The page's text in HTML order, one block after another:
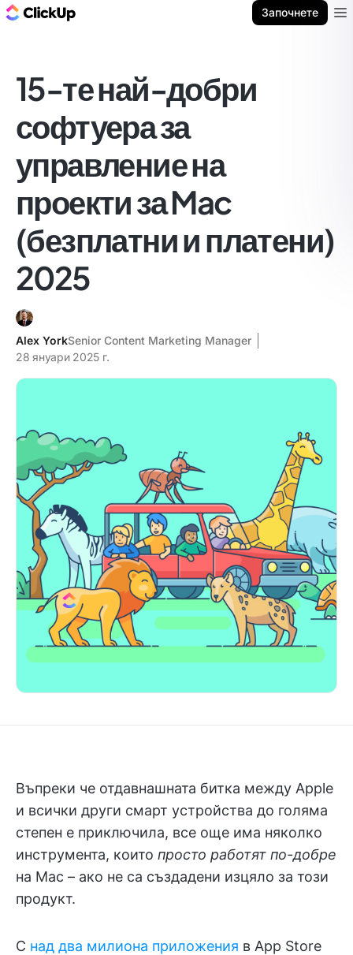
Започнете
15-те най-добри
софтуера за
управление на
проекти за Mac
(безплатни и платени)
2025
Alex YorkSenior Content Marketing Manager
28 януари 2025 г.
Въпреки че отдавнашната битка между Apple
и всички други смарт устройства до голяма
степен е приключила, все още има няколко
инструмента, които просто работят по-добре
на Mac – ако не са създадени изцяло за този
продукт.
С над два милиона приложения в App Store